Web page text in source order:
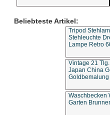
Beliebteste Artikel:
Tripod
Stehleuchte
Lampe Retro
Vintage 21
Japan China
Waschbecken
Garten